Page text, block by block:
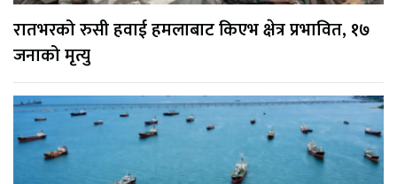
रातभरको रुसी हवाई हमलाबाट किएभ क्षेत्र प्रभावित, १७
जनाको मृत्यु